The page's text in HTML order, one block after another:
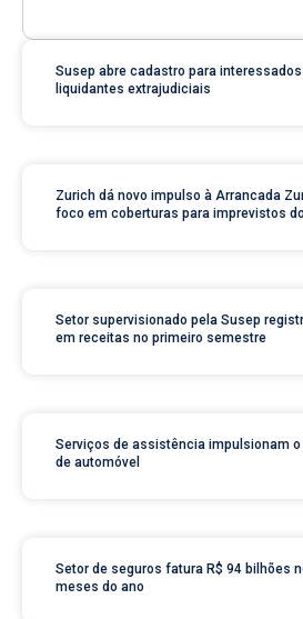
Susep abre cadastro para
liquidantes extrajudiciais
Zurich dá novo impulso à Arrancada
foco em coberturas para imprevistos
Setor supervisionado pela Susep
em receitas no primeiro semestre
Serviços de assistência impulsionam
de automóvel
Setor de seguros fatura R$ 94 bilhões
meses do ano